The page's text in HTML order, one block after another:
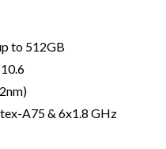
to 512GB
A75 & 6x1.8 GHz